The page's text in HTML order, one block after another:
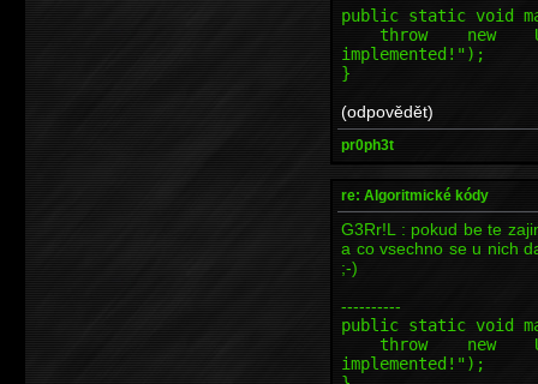
public static void
throw new
implemented!");
}
(odpovědět)
pr0ph3t
re: Algoritmické kódy
G3Rr!L : pokud be te
a co vsechno se u nich
;-)
----------
public static void
throw new
implemented!");